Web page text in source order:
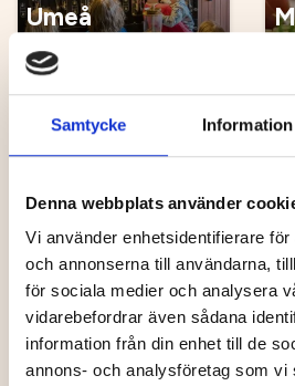
Samtycke Information
Denna webbplats använder
Vi använder enhetsidentifierare
och annonserna till användarna,
för sociala medier och analysera
vidarebefordrar även sådana
information från din enhet till de
annons- och analysföretag som vi
Umeå
Energicentrum
Arboretum Norr